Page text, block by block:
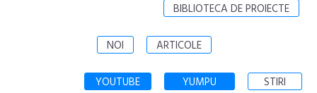
BIBLIOTECA DE PROIECTE
NOI ARTICOLE
YOUTUBE YUMPU STIRI